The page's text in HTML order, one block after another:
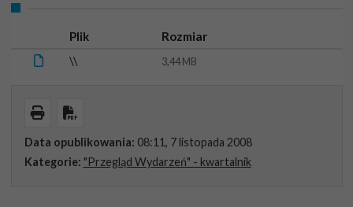
Plik
Rozmiar
\\
3,44 MB
WydrukujPobierz PDF
Data opublikowania: 08:11, 7 listopada 2008
Kategorie: "Przegląd Wydarzeń" - kwartalnik